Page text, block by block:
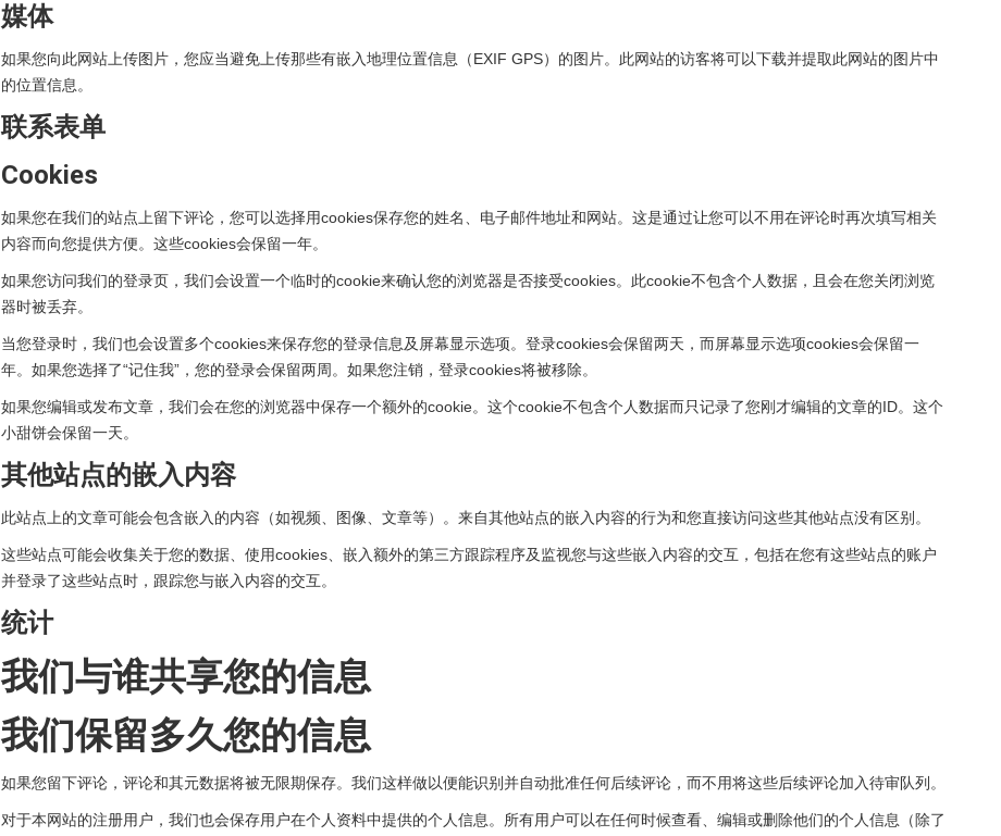
媒体
如果您向此网站上传图片，您应当避免上传那些有嵌入地理位置信息（EXIF GPS）的图片。此网站的访客将可以下载并提取此网站的图片中
的位置信息。
联系表单
Cookies
如果您在我们的站点上留下评论，您可以选择用cookies保存您的姓名、电子邮件地址和网站。这是通过让您可以不用在评论时再次填写相关
内容而向您提供方便。这些cookies会保留一年。
如果您访问我们的登录页，我们会设置一个临时的cookie来确认您的浏览器是否接受cookies。此cookie不包含个人数据，且会在您关闭浏览
器时被丢弃。
当您登录时，我们也会设置多个cookies来保存您的登录信息及屏幕显示选项。登录cookies会保留两天，而屏幕显示选项cookies会保留一
年。如果您选择了“记住我”，您的登录会保留两周。如果您注销，登录cookies将被移除。
如果您编辑或发布文章，我们会在您的浏览器中保存一个额外的cookie。这个cookie不包含个人数据而只记录了您刚才编辑的文章的ID。这个
小甜饼会保留一天。
其他站点的嵌入内容
此站点上的文章可能会包含嵌入的内容（如视频、图像、文章等）。来自其他站点的嵌入内容的行为和您直接访问这些其他站点没有区别。
这些站点可能会收集关于您的数据、使用cookies、嵌入额外的第三方跟踪程序及监视您与这些嵌入内容的交互，包括在您有这些站点的账户
并登录了这些站点时，跟踪您与嵌入内容的交互。
统计
我们与谁共享您的信息
我们保留多久您的信息
如果您留下评论，评论和其元数据将被无限期保存。我们这样做以便能识别并自动批准任何后续评论，而不用将这些后续评论加入待审队列。
对于本网站的注册用户，我们也会保存用户在个人资料中提供的个人信息。所有用户可以在任何时候查看、编辑或删除他们的个人信息（除了